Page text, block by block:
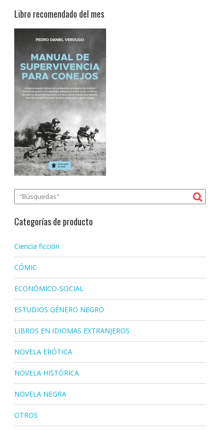
Libro recomendado del mes
Categorías de producto
Ciencia ficción
CÓMIC
ECONÓMICO-SOCIAL
ESTUDIOS GÉNERO NEGRO
LIBROS EN IDIOMAS EXTRANJEROS
NOVELA ERÓTICA
NOVELA HISTÓRICA
NOVELA NEGRA
OTROS